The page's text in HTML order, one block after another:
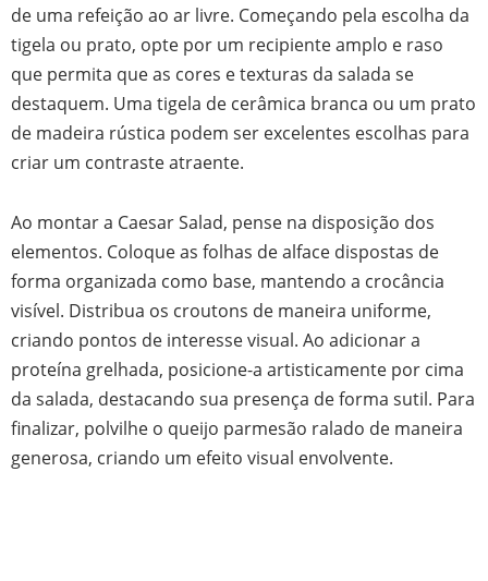
de uma refeição ao ar livre. Começando pela escolha da
tigela ou prato, opte por um recipiente amplo e raso
que permita que as cores e texturas da salada se
destaquem. Uma tigela de cerâmica branca ou um prato
de madeira rústica podem ser excelentes escolhas para
criar um contraste atraente.
Ao montar a Caesar Salad, pense na disposição dos
elementos. Coloque as folhas de alface dispostas de
forma organizada como base, mantendo a crocância
visível. Distribua os croutons de maneira uniforme,
criando pontos de interesse visual. Ao adicionar a
proteína grelhada, posicione-a artisticamente por cima
da salada, destacando sua presença de forma sutil. Para
finalizar, polvilhe o queijo parmesão ralado de maneira
generosa, criando um efeito visual envolvente.